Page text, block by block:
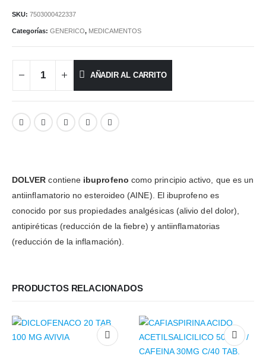
SKU: 7503000422337
Categorías: GENERICO, MEDICAMENTOS
AÑADIR AL CARRITO
DOLVER contiene ibuprofeno como principio activo, que es un
antiinflamatorio no esteroideo (AINE). El ibuprofeno es
conocido por sus propiedades analgésicas (alivio del dolor),
antipiréticas (reducción de la fiebre) y antiinflamatorias
(reducción de la inflamación).
PRODUCTOS RELACIONADOS